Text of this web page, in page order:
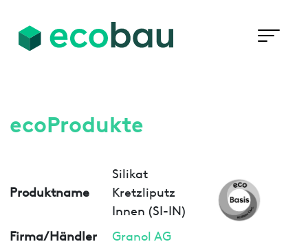
ecoProdukte
Produktname
Silikat
Kretzliputz
Innen (SI-IN)
Firma/Händler
Granol AG